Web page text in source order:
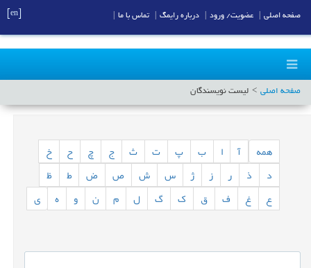
صفحه اصلی لیست نویسندگان
همه ب پ ت ث ج چ ح
خ
د
ذ ر ز ژ س ش ص ض ط
ظ
ع
غ ف ق ک گ ل م ن و ه ی
صفحه اصلی عضویت/ ورود درباره رایمگ تماس با ما